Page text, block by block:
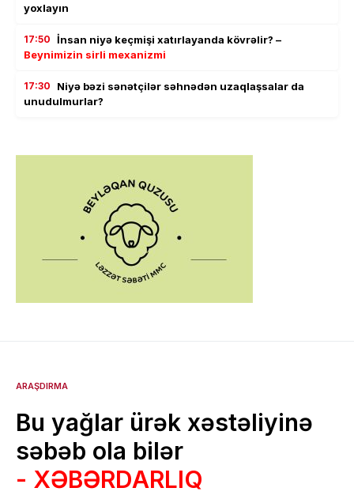
yoxlayın
17:50 İnsan niyə keçmişi xatırlayanda kövrəlir? –
Beynimizin sirli mexanizmi
17:30
Niyə bəzi sənətçilər səhnədən uzaqlaşsalar da
unudulmurlar?
ARAŞDIRMA
Bu yağlar ürək xəstəliyinə
səbəb ola bilər
- XƏBƏRDARLIQ